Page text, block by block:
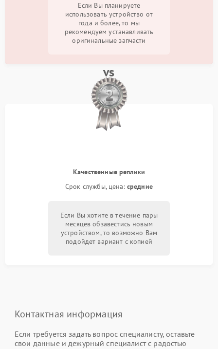
Если Вы планируете
использовать устройство от
года и более, то мы
рекомендуем устанавливать
оригинальные запчасти
vs
Качественные реплики
Срок службы, цена: средние
Если Вы хотите в течение пары
месяцев обзавестись новым
устройством, то возможно Вам
подойдет вариант с копией
Контактная информация
Если требуется задать вопрос специалисту, оставьте
свои данные и дежурный специалист с радостью